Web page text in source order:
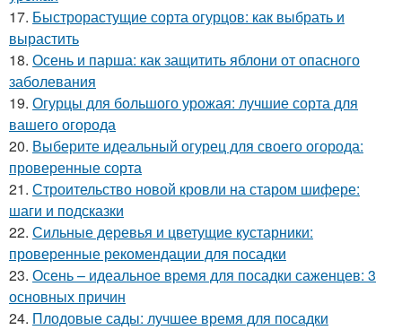
17. Быстрорастущие сорта огурцов: как выбрать и
вырастить
18. Осень и парша: как защитить яблони от опасного
заболевания
19. Огурцы для большого урожая: лучшие сорта для
вашего огорода
20. Выберите идеальный огурец для своего огорода:
проверенные сорта
21. Строительство новой кровли на старом шифере:
шаги и подсказки
22. Сильные деревья и цветущие кустарники:
проверенные рекомендации для посадки
23. Осень – идеальное время для посадки саженцев: 3
основных причин
24. Плодовые сады: лучшее время для посадки